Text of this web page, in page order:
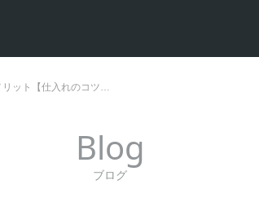
リット【仕入れのコツ…
Blog
ブログ